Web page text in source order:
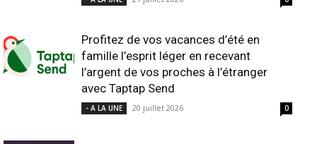
Profitez de vos vacances d’été en
famille l’esprit léger en recevant
l’argent de vos proches à l’étranger
avec Taptap Send
- A LA UNE 20 juillet 2026 0